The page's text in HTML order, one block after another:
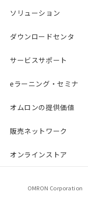
ソリューション
ダウンロードセンタ
サービスサポート
eラーニング・セミナ
オムロンの提供価値
販売ネットワーク
オンラインストア
OMRON Corporation